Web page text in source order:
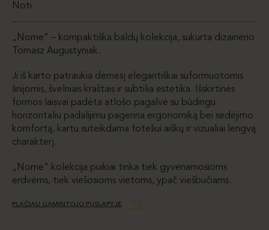
Noti
„Nome“ – kompaktiška baldų kolekcija, sukurta dizainerio
Tomasz Augustyniak.
Ji iš karto patraukia dėmesį elegantiškai suformuotomis
linijomis, švelniais kraštais ir subtilia estetika. Išskirtinės
formos laisvai padėta atlošo pagalvė su būdingu
horizontaliu padalijimu pagerina ergonomiką bei sėdėjimo
komfortą, kartu suteikdama foteliui aiškų ir vizualiai lengvą
charakterį.
„Nome“ kolekcija puikiai tinka tiek gyvenamosioms
erdvėms, tiek viešosioms vietoms, ypač viešbučiams.
PLAČIAU GAMINTOJO PUSLAPYJE